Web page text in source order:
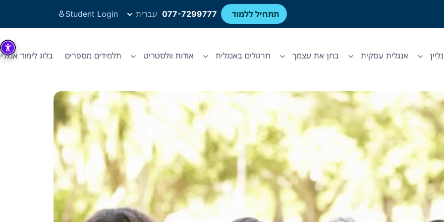
תתחיל ללמוד 077-7299777 עברית Student Login
אנגלית עסקית בחן את עצמך תרגולים באנגלית אודות וולסטריט תלמידים מספרים בלוג לימוד